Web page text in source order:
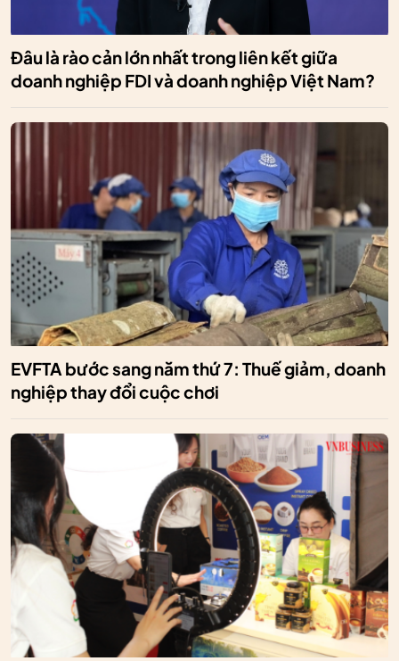
Đâu là rào cản lớn nhất trong liên kết giữa
doanh nghiệp FDI và doanh nghiệp Việt Nam?
EVFTA bước sang năm thứ 7: Thuế giảm, doanh
nghiệp thay đổi cuộc chơi